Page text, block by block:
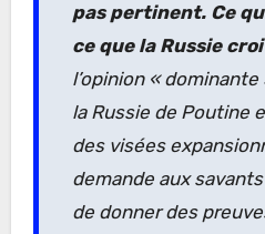
pas pertinent. Ce
ce que la Russie
l’opinion « dominante
la Russie de Poutine
des visées
demande aux
de donner des